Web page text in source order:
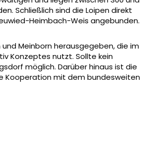
Schließlich sind die Loipen direkt
Heimbach-Weis angebunden.
Meinborn herausgegeben, die im
Konzeptes nutzt. Sollte kein
möglich. Darüber hinaus ist die
Kooperation mit dem bundesweiten